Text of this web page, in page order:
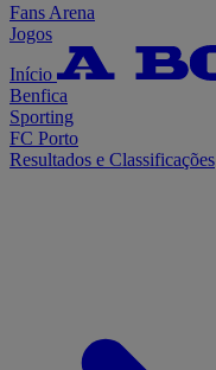
Fans Arena
Jogos
Início
Benfica
Sporting
FC Porto
Resultados e Classificações